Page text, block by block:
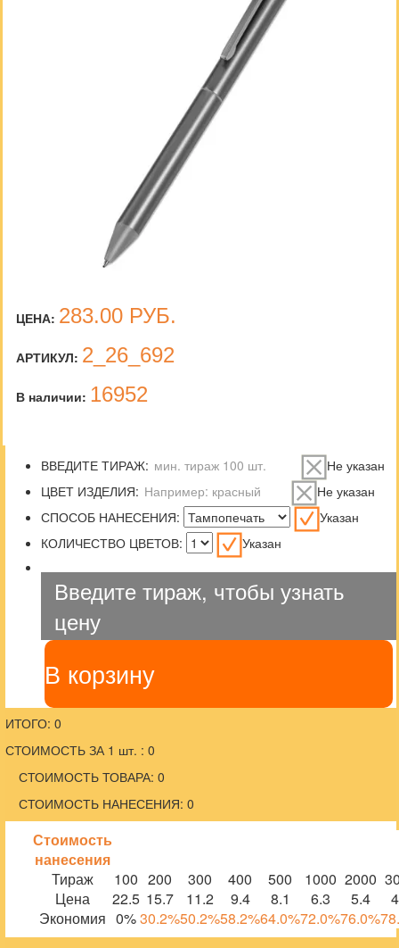
ЦЕНА: 283.00 РУБ.
АРТИКУЛ: 2_26_692
В наличии: 16952
ВВЕДИТЕ ТИРАЖ:
Не указан
ЦВЕТ ИЗДЕЛИЯ:
Не указан
СПОСОБ НАНЕСЕНИЯ:
Указан
КОЛИЧЕСТВО ЦВЕТОВ:
Указан
Введите тираж, чтобы узнать
цену
В корзину
ИТОГО: 0
СТОИМОСТЬ ЗА 1 шт. : 0
СТОИМОСТЬ ТОВАРА: 0
СТОИМОСТЬ НАНЕСЕНИЯ: 0
Стоимость
нанесения
Тираж
100 200 300 400 500 1000 2000
Цена
22.5 15.7 11.2 9.4 8.1 6.3 5.4
Экономия 0%30.2%50.2%58.2%64.0%72.0%76.0%